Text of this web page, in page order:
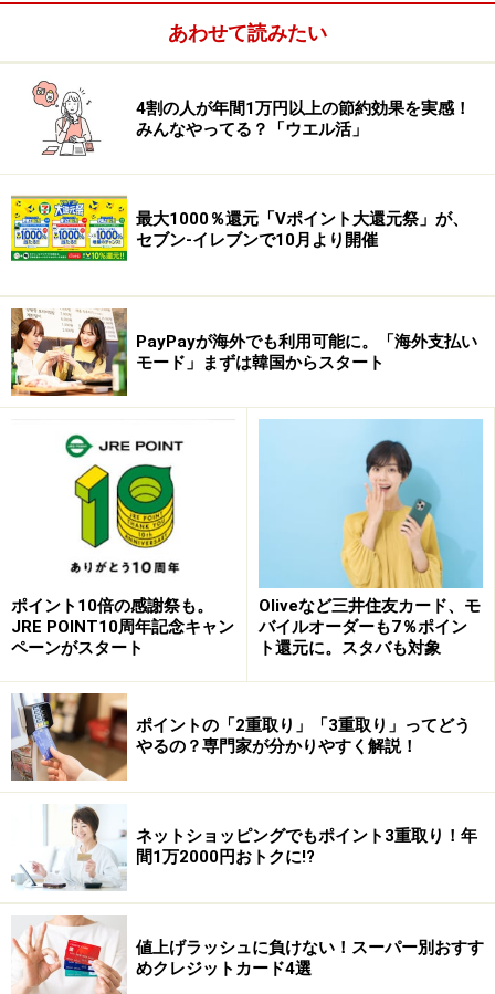
のときには、一旦クーポンに交換するのがよいでしょ
う。ＪＡＬマイルは、１万マイルで１万５０００円分の
クーポンに交換できます。このクーポンはＪＡＬの国内
線・国際線航空券の購入はもちろん、一部パックツアー
の支払いにも使えます。一方のＡＮＡは、１万２０００
マイルで１万８０００円分のｅクーポンに交換できま
す。このクーポンはオンラインでの航空券購入に限って
使えます。
いずれにしろ、マイルの有効期限は最大３年間です。そ
のマイページでこまめに確認するとか、アグリゲーショ
ンソフトを使ってウオッチするようにしましょう。
※記事内容は執筆時点のものです。最新の内容をご確認くださ
い。
本記事の内容は一般的な情報提供を目的としており、特定の金融
商品や投資行動を推奨するものではありません。
投資や資産運用に関する最終的なご判断はご自身の責任において
行ってください。
掲載情報の正確性・完全性については十分に配慮しております
が、その内容を保証するものではなく、これに基づく損失・損害
あわせて読みたい
4割の人が年間1万円以上の節約効果を実感！
みんなやってる？「ウエル活」
最大1000％還元「Vポイント大還元祭」が、
セブン-イレブンで10月より開催
PayPayが海外でも利用可能に。「海外支払い
モード」まずは韓国からスタート
ポイント10倍の感謝祭も。
JRE POINT10周年記念キャン
ペーンがスタート
Oliveなど三井住友カード、モ
バイルオーダーも7％ポイン
ト還元に。スタバも対象
ポイントの「2重取り」「3重取り」ってどう
やるの？専門家が分かりやすく解説！
ネットショッピングでもポイント3重取り！年
間1万2000円おトクに!?
値上げラッシュに負けない！スーパー別おすす
めクレジットカード4選